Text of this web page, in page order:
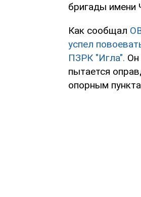
бригады имени
Как сообщал
успел
ПЗРК "Игла". Он
пытается
опорным